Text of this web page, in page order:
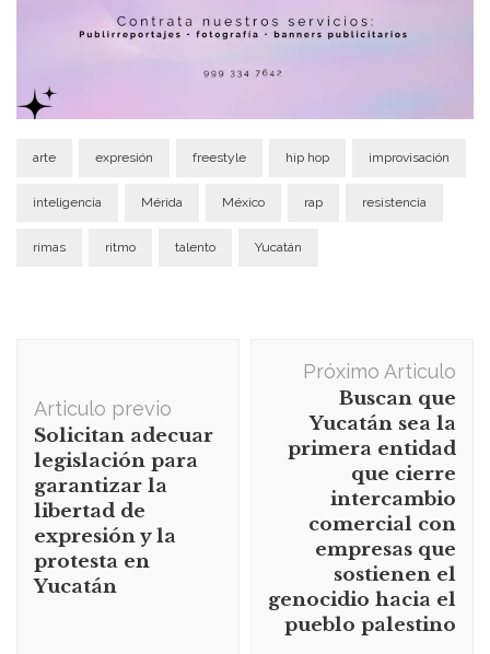
arte expresión freestyle hip hop improvisación
inteligencia Mérida México rap resistencia
rimas ritmo talento Yucatán
publicación
Articulo previo
Solicitan adecuar
legislación para
garantizar la
libertad de
expresión y la
protesta en
Yucatán
Próximo Articulo
Buscan que
Yucatán sea la
primera entidad
que cierre
intercambio
comercial con
empresas que
sostienen el
genocidio hacia el
pueblo palestino